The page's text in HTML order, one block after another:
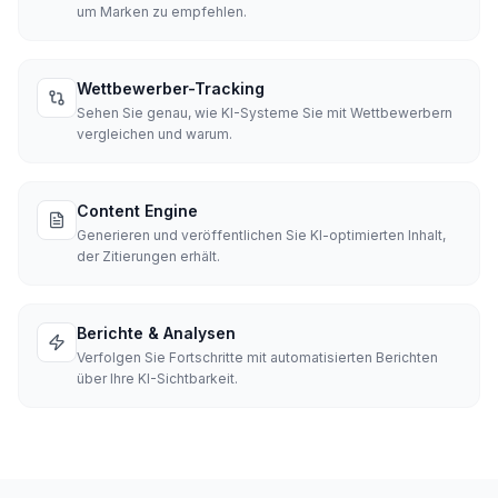
um Marken zu empfehlen.
Wettbewerber-Tracking
Sehen Sie genau, wie KI-Systeme Sie mit Wettbewerbern
vergleichen und warum.
Content Engine
Generieren und veröffentlichen Sie KI-optimierten Inhalt,
der Zitierungen erhält.
Berichte & Analysen
Verfolgen Sie Fortschritte mit automatisierten Berichten
über Ihre KI-Sichtbarkeit.